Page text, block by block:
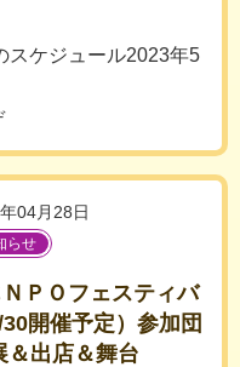
スケジュール2023年5
04月28日
らせ
ＰＯフェスティバ
開催予定）参加団
＆出店＆舞台